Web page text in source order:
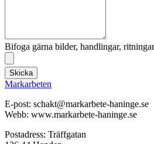
Bifoga gärna bilder, handlingar,
Skicka
Markarbeten
E-post: schakt@markarbete-haninge.se
Webb: www.markarbete-haninge.se
Postadress: Träffgatan